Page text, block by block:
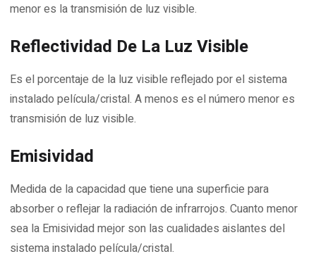
menor es la transmisión de luz visible.
Reflectividad De La Luz Visible
Es el porcentaje de la luz visible reflejado por el sistema
instalado película/cristal. A menos es el número menor es
transmisión de luz visible.
Emisividad
Medida de la capacidad que tiene una superficie para
absorber o reflejar la radiación de infrarrojos. Cuanto menor
sea la Emisividad mejor son las cualidades aislantes del
sistema instalado película/cristal.